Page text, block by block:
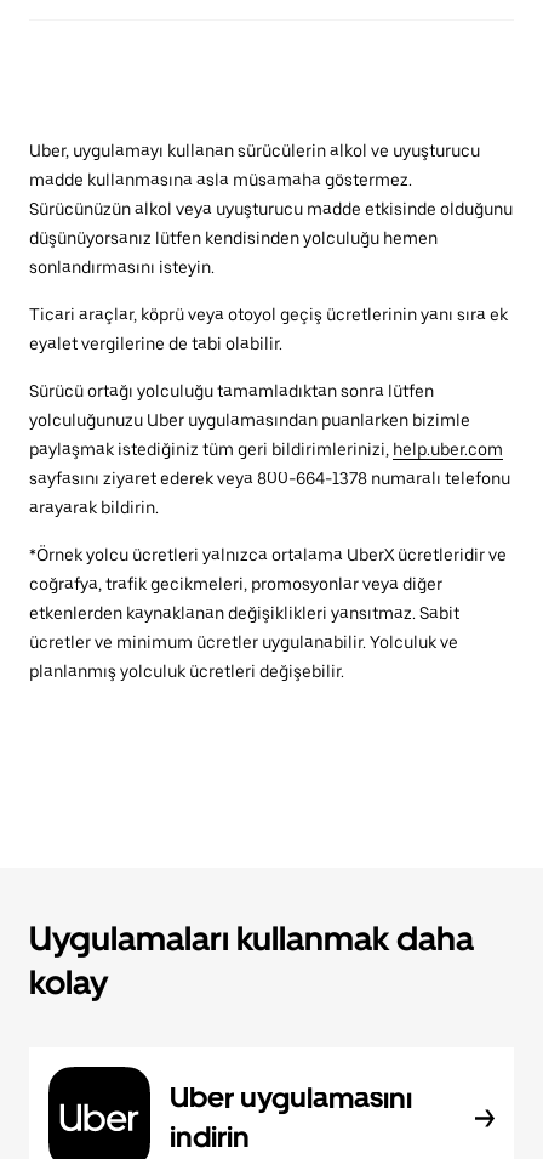
Uber, uygulamayı kullanan sürücülerin alkol ve uyuşturucu
madde kullanmasına asla müsamaha göstermez.
Sürücünüzün alkol veya uyuşturucu madde etkisinde olduğunu
düşünüyorsanız lütfen kendisinden yolculuğu hemen
sonlandırmasını isteyin.
Ticari araçlar, köprü veya otoyol geçiş ücretlerinin yanı sıra ek
eyalet vergilerine de tabi olabilir.
Sürücü ortağı yolculuğu tamamladıktan sonra lütfen
yolculuğunuzu Uber uygulamasından puanlarken bizimle
paylaşmak istediğiniz tüm geri bildirimlerinizi, help.uber.com
sayfasını ziyaret ederek veya 800-664-1378 numaralı telefonu
arayarak bildirin.
*Örnek yolcu ücretleri yalnızca ortalama UberX ücretleridir ve
coğrafya, trafik gecikmeleri, promosyonlar veya diğer
etkenlerden kaynaklanan değişiklikleri yansıtmaz. Sabit
ücretler ve minimum ücretler uygulanabilir. Yolculuk ve
planlanmış yolculuk ücretleri değişebilir.
Uygulamaları kullanmak daha
kolay
Uber uygulamasını
indirin